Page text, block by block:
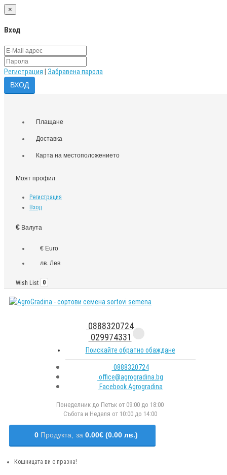
×
Вход
Регистрация Забравена парола
Плащане
Доставка
Карта на местоположението
Моят профил
Регистрация
Вход
€ Валута
€ Euro
лв. Лев
Wish List 0
0888320724
029974331
Поискайте обратно обаждане
0888320724
office@agrogradina.bg
Facebook Agrogradina
Понеделник до Петък от 09:00 до 18:00
Събота и Неделя от 10:00 до 14:00
0 Продукта, за 0.00€ (0.00 лв.)
Кошницата ви е празна!